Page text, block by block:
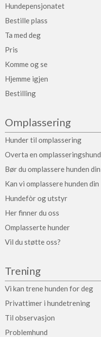
Hundepensjonatet
Bestille plass
Ta med deg
Pris
Komme og se
Hjemme igjen
Bestilling
Omplassering
Hunder til omplassering
Overta en omplasseringshund
Bør du omplassere hunden din
Kan vi omplassere hunden din
Hundefòr og utstyr
Her finner du oss
Omplasserte hunder
Vil du støtte oss?
Trening
Vi kan trene hunden for deg
Privattimer i hundetrening
Til observasjon
Problemhund